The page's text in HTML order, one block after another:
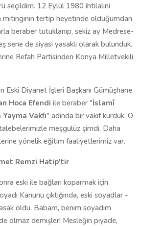
seçildim. 12 Eylül 1980 ihtilalini
mitinginin tertip heyetinde olduğumdan
beraber tutuklanıp, sekiz ay Medrese-
sene de siyasi yasaklı olarak bulunduk.
Refah Partisinden Konya Milletvekili
Eski Diyanet İşleri Başkanı Gümüşhane
Hoca Efendi ile beraber "İslamî
Vakfı" adında bir vakıf kurduk. O
meşgulüz şimdi. Daha
yönelik eğitim faaliyetlerimiz var.
Remzi Hatip'tir
eski ile bağları koparmak için
Kanunu çıktığında, eski soyadlar -
oldu. Babam, benim soyadım
olmaz demişler! Mesleğin piyade,